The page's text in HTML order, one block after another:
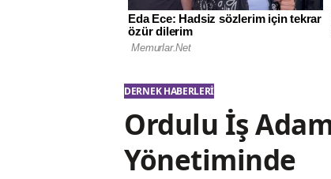
DERNEK HABERLERI
Ordulu İş
Yönetiminde